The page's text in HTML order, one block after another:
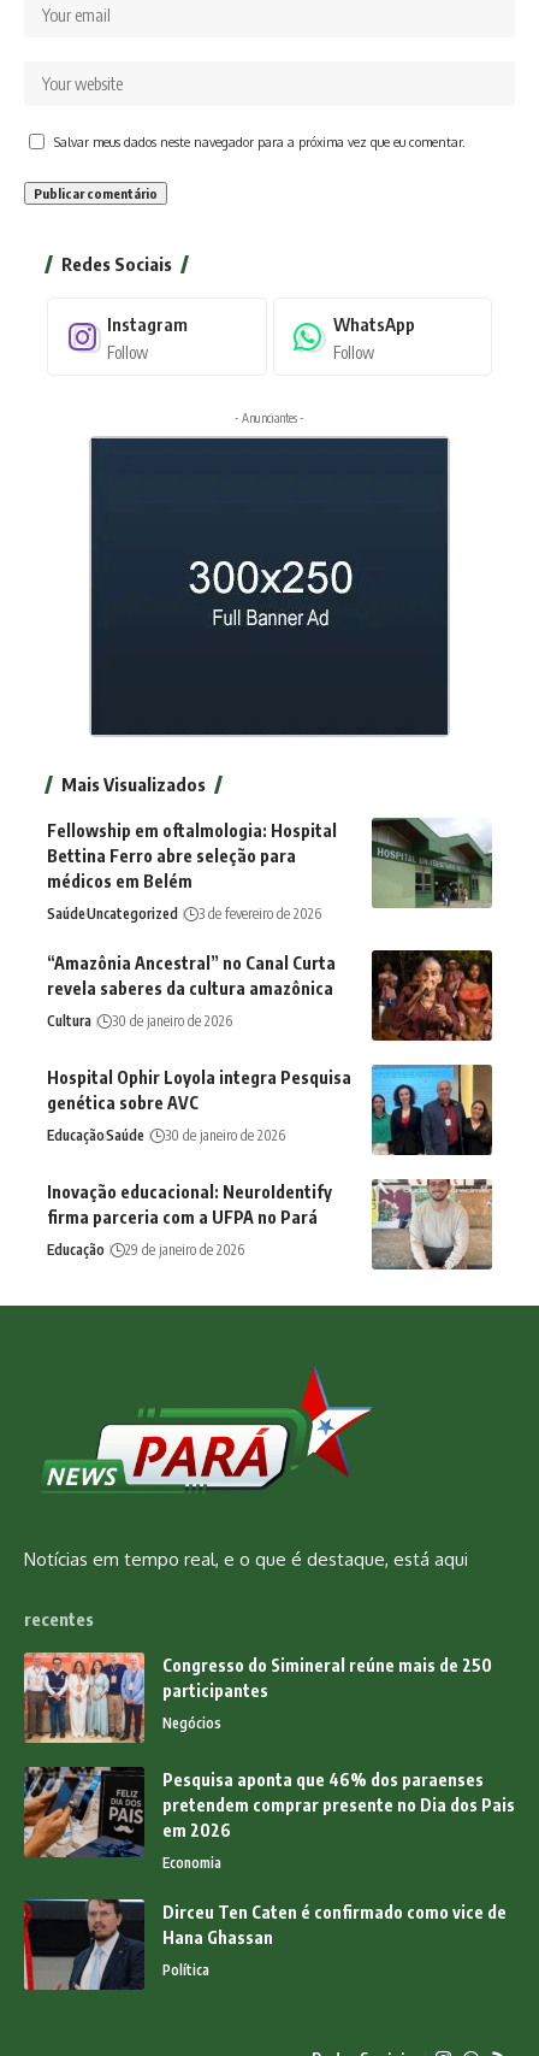
Salvar meus dados neste navegador para a próxima vez que eu comentar.
Redes Sociais
Instagram
Follow
WhatsApp
Follow
- Anunciantes -
Mais Visualizados
Fellowship em oftalmologia: Hospital
Bettina Ferro abre seleção para
médicos em Belém
SaúdeUncategorized 3 de fevereiro de 2026
“Amazônia Ancestral” no Canal Curta
revela saberes da cultura amazônica
Cultura 30 de janeiro de 2026
Hospital Ophir Loyola integra Pesquisa
genética sobre AVC
EducaçãoSaúde 30 de janeiro de 2026
Inovação educacional: NeuroIdentify
firma parceria com a UFPA no Pará
Educação 29 de janeiro de 2026
Notícias em tempo real, e o que é destaque, está aqui
recentes
Congresso do Simineral reúne mais de 250
participantes
Negócios
Pesquisa aponta que 46% dos paraenses
pretendem comprar presente no Dia dos Pais
em 2026
Economia
Dirceu Ten Caten é confirmado como vice de
Hana Ghassan
Política